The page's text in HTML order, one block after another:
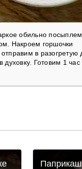
обильно посыплем
Накроем горшочки
в разогретую
духовку. Готовим 1 час
Паприкаш